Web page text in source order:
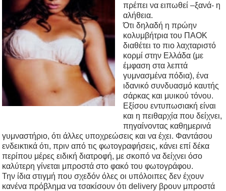
πρέπει να ειπωθεί –ξανά- η
αλήθεια.
Ότι δηλαδή η πρώην
κολυμβήτρια του ΠΑΟΚ
διαθέτει το πιο λαχταριστό
κορμί στην Ελλάδα (με
έμφαση στα λεπτά
γυμνασμένα πόδια), ένα
ιδανικό συνδυασμό καυτής
σάρκας και μυικού τόνου.
Εξίσου εντυπωσιακή είναι
και η πειθαρχία που δείχνει,
πηγαίνοντας καθημερινά
γυμναστήριο, ότι άλλες υποχρεώσεις και να έχει. Φαντάσου
ενδεικτικά ότι, πριν από τις φωτογραφήσεις, κάνει επί δέκα
περίπου μέρες ειδική διατροφή, με σκοπό να δείχνει όσο
καλύτερη γίνεται μπροστά στο φακό του φωτογράφου.
Την ίδια στιγμή που σχεδόν όλες οι υπόλοιπες δεν έχουν
κανένα πρόβλημα να τσακίσουν ότι delivery βρουν μπροστά